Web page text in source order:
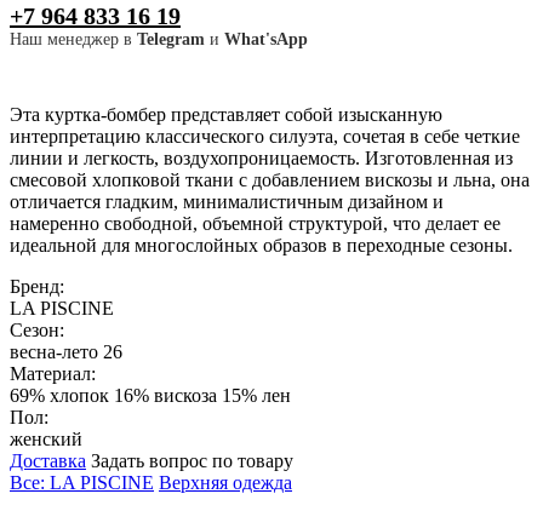
+7 964 833 16 19
Наш менеджер в Telegram и What'sApp
Эта куртка-бомбер представляет собой изысканную
интерпретацию классического силуэта, сочетая в себе четкие
линии и легкость, воздухопроницаемость. Изготовленная из
смесовой хлопковой ткани с добавлением вискозы и льна, она
отличается гладким, минималистичным дизайном и
намеренно свободной, объемной структурой, что делает ее
идеальной для многослойных образов в переходные сезоны.
Бренд:
LA PISCINE
Сезон:
весна-лето 26
Материал:
69% хлопок 16% вискоза 15% лен
Пол:
женский
Доставка Задать вопрос по товару
Все: LA PISCINE Верхняя одежда